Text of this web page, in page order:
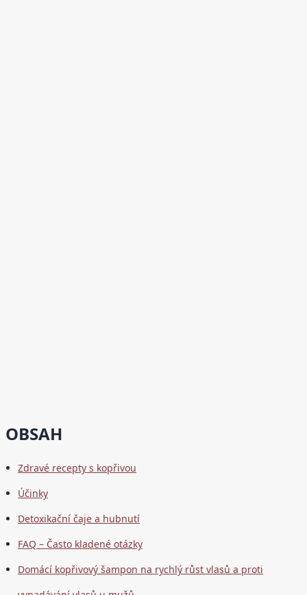
OBSAH
Zdravé recepty s kopřivou
Účinky
Detoxikační čaje a hubnutí
FAQ – Často kladené otázky
Domácí kopřivový šampon na rychlý růst vlasů a proti